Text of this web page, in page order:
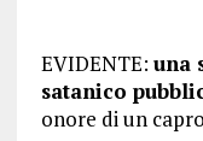
EVIDENTE: una
satanico
onore di un